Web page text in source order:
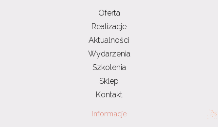
Oferta
Realizacje
Aktualności
Wydarzenia
Szkolenia
Sklep
Kontakt
Informacje